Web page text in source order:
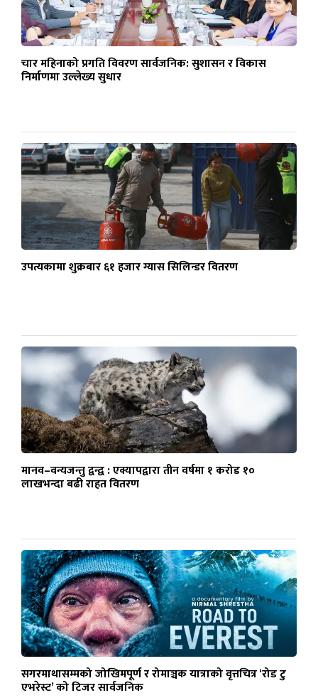
चार महिनाको प्रगति विवरण सार्वजनिक: सुशासन र विकास
निर्माणमा उल्लेख्य सुधार
उपत्यकामा शुक्रबार ६१ हजार ग्यास सिलिन्डर वितरण
मानव–वन्यजन्तु द्वन्द्व : एक्यापद्वारा तीन वर्षमा १ करोड १०
लाखभन्दा बढी राहत वितरण
सगरमाथासम्मको जोखिमपूर्ण र रोमाञ्चक यात्राको वृत्तचित्र ‘रोड टु
एभरेस्ट’ को टिजर सार्वजनिक